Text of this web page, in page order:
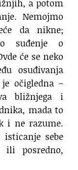
a potom
Nemojmo
da nikne;
suđenje o
će se neko
osuđivanja
očigledna –
bližnjega i
mada to
i ne razume.
sebe
ili posredno,